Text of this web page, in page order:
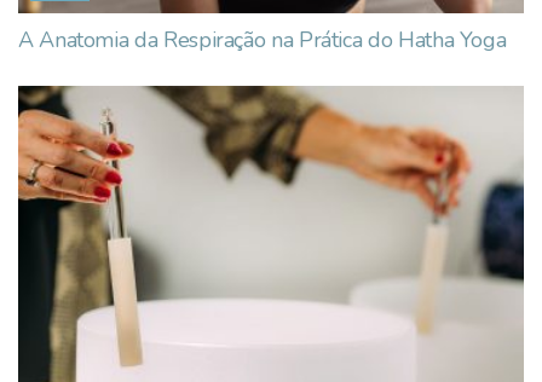
A Anatomia da Respiração na Prática do Hatha Yoga